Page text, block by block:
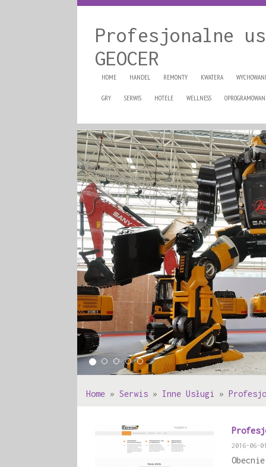
Profesjonalne
GEOCER
HOME HANDEL REMONTY KWATERA
GRY SERWIS HOTELE WELLNESS
Home » Serwis » Inne Usługi »
2016-06-